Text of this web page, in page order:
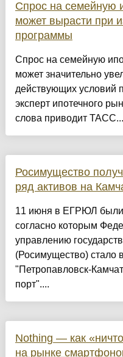
Спрос на семейную
может вырасти при
программы
Спрос на семейную
может значительно
действующих условий
эксперт ипотечного
слова приводит
Росимущество
ряд активов на
11 июня в ЕГРЮЛ были
согласно которым
управлению
(Росимущество)
"Петропавловск-
порт"....
Nothing — как
на рынке